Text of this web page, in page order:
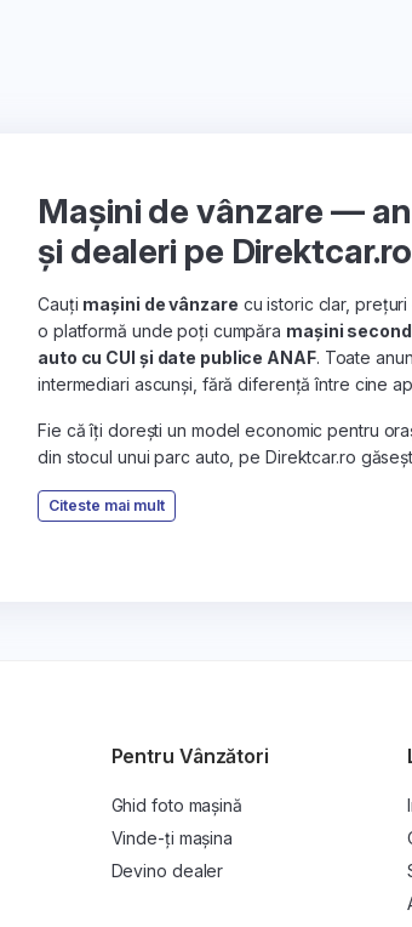
Mașini de vânzare —
și dealeri pe Direktcar.ro
Cauți mașini de vânzare cu istoric clar,
o platformă unde poți cumpăra mașini
auto cu CUI și date publice ANAF. Toate
intermediari ascunși, fără diferență între cine
Fie că îți dorești un model economic pentru
din stocul unui parc auto, pe Direktcar.ro
Citeste mai mult
Pentru Vânzători
Ghid foto mașină
Vinde-ți mașina
Devino dealer